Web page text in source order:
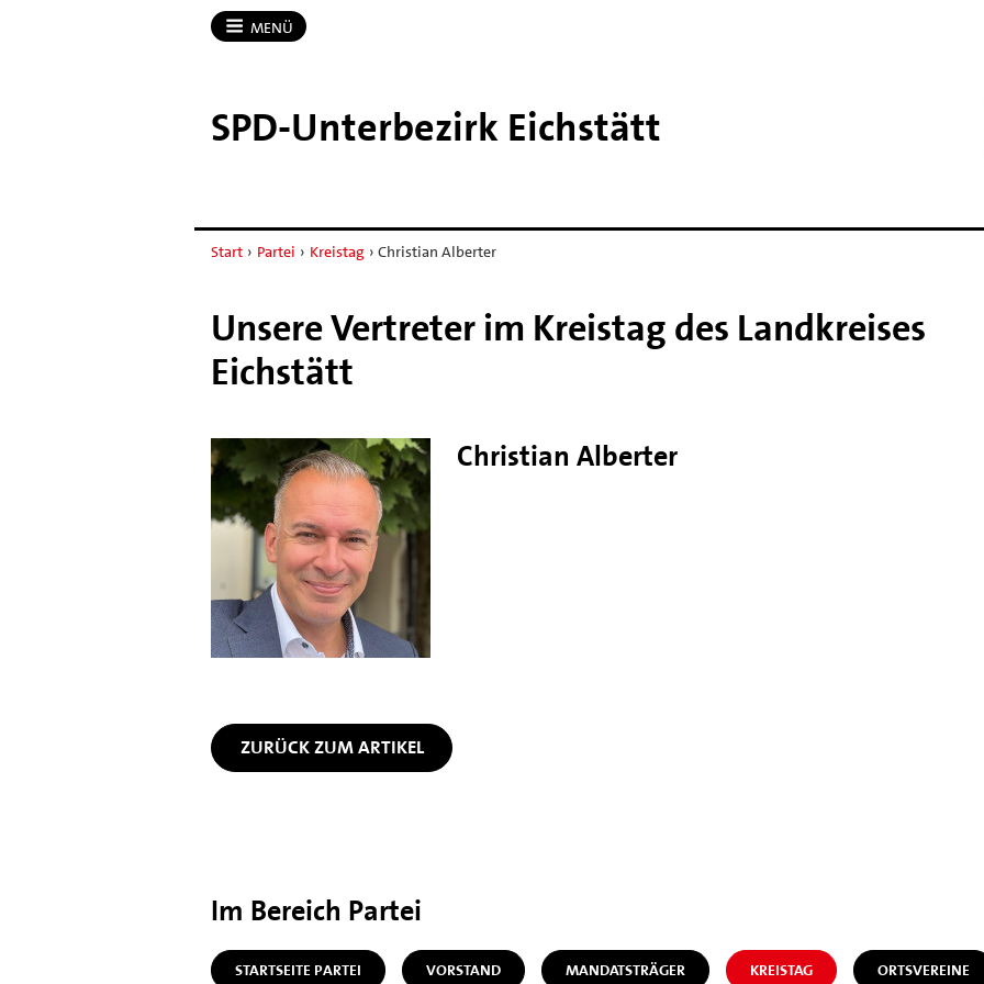
MENÜ
SPD-​Unterbezirk Eichstätt
Start › Partei › Kreistag › Christian Alberter
Unsere Vertreter im Kreistag des Landkreises
Eichstätt
Christian Alberter
ZURÜCK ZUM ARTIKEL
Im Bereich Partei
STARTSEITE PARTEI VORSTAND MANDATSTRÄGER KREISTAG ORTSVEREINE